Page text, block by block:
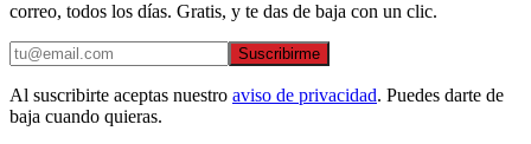
correo, todos los días. Gratis, y te das de baja con un clic.
Suscribirme
Al suscribirte aceptas nuestro aviso de privacidad. Puedes darte de
baja cuando quieras.